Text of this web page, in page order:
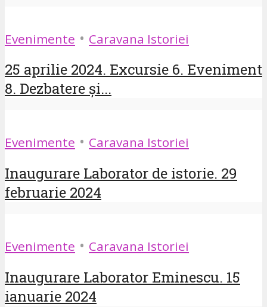
Evenimente • Caravana Istoriei
25 aprilie 2024. Excursie 6. Eveniment
8. Dezbatere și...
Evenimente • Caravana Istoriei
Inaugurare Laborator de istorie. 29
februarie 2024
Evenimente • Caravana Istoriei
Inaugurare Laborator Eminescu. 15
ianuarie 2024